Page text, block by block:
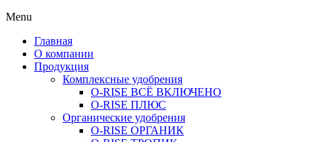
Menu
Главная
О компании
Продукция
Комплексные удобрения
O-RISE ВСЁ ВКЛЮЧЕНО
O-RISE ПЛЮС
Органические удобрения
O-RISE ОРГАНИК